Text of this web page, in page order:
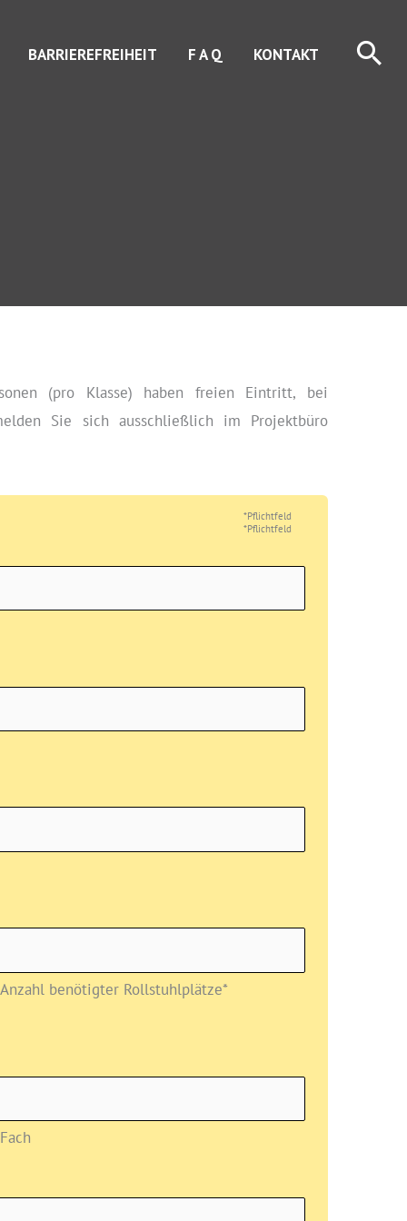
BARRIEREFREIHEIT F A Q KONTAKT
(pro Klasse) haben freien Eintritt, bei
Sie sich ausschließlich im Projektbüro
*Pflichtfeld
Anzahl benötigter Rollstuhlplätze*
Fach
*Pflichtfeld